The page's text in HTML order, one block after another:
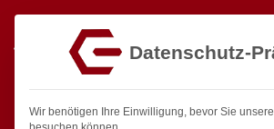
Datenschutz-
Wir benötigen Ihre Einwilligung, bevor Sie